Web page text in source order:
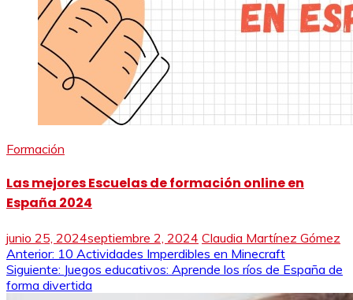
Formación
Las mejores Escuelas de formación online en
España 2024
junio 25, 2024septiembre 2, 2024 Claudia Martínez Gómez
Navegación
de
Anterior: 10 Actividades Imperdibles en Minecraft
Siguiente: Juegos educativos: Aprende los ríos de España de
forma divertida